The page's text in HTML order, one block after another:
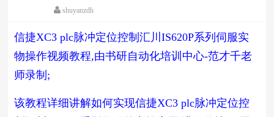
shuyanzdh
频相关,高级教程
围观1042 次
已关闭评论
编辑日期：2018-05-14 字体：大 中 小
信捷XC3 plc脉冲定位控制汇川IS620P系列伺服实
物操作视频教程,由书研自动化培训中心-范才千老
师录制;
该教程详细讲解如何实现信捷XC3 plc脉冲定位控